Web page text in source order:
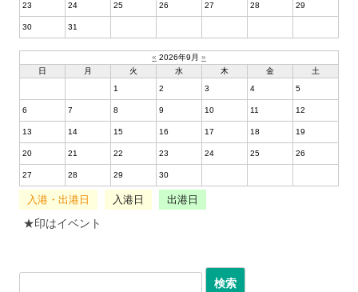
23 24 25 26 27 28 29
30 31
« 2026年9月 »
日
月 火 水 木 金
土
1
2 3 4 5
6 7 8 9 10 11 12
13 14 15 16 17 18 19
20 21 22 23 24 25 26
27 28 29 30
入港・出港日 入港日 出港日
★印はイベント
検索: